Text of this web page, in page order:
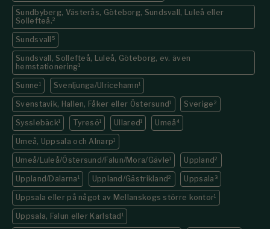
Sundbyberg, Västerås, Göteborg, Sundsvall, Luleå eller
Sollefteå.2
Sundsvall 5
Sundsvall, Sollefteå, Luleå, Göteborg, ev. även
hemstationering1
Sunne 1 Svenljunga/Ulricehamn1
Svenstavik, Hallen, Fåker eller Östersund1 Sverige 2
Sysslebäck1 Tyresö1 Ullared1 Umeå 4
Umeå, Uppsala och Alnarp1
Umeå/Luleå/Östersund/Falun/Mora/Gävle1 Uppland2
Uppland/Dalarna 1 Uppland/Gästrikland2 Uppsala 3
Uppsala eller på något av Mellanskogs större kontor1
Uppsala, Falun eller Karlstad 1